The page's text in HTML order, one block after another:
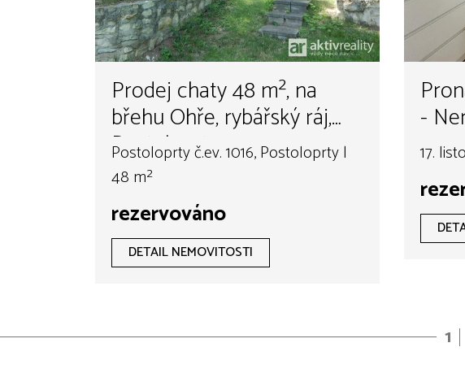
Prodej chaty 48 m², na
břehu Ohře, rybářský ráj,
Postoloprty
Postoloprty č.ev. 1016, Postoloprty |
48 m²
rezervováno
DETAIL NEMOVITOSTI
-
17.
1